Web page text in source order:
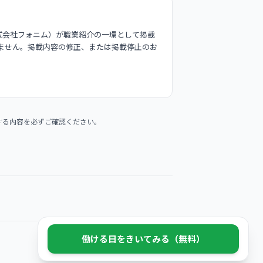
社フォニム）が職業紹介の一環として掲載
ん。掲載内容の修正、または掲載停止のお
内容を必ずご確認ください。
© 2026 Phonim Inc.
働ける日をきいてみる（無料）